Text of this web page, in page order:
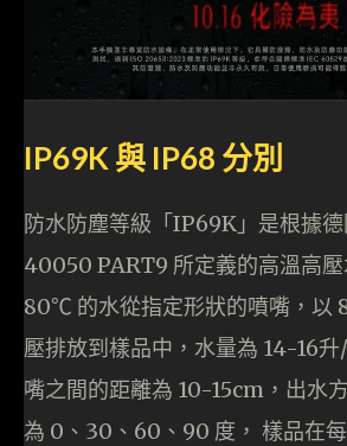
IP69K 與 IP68 分別
防水防塵等級「IP69K」是根據
40050 PART9 所定義的高溫高
80℃ 的水從指定形狀的噴嘴，以
壓排放到樣品中，水量為 14-16
嘴之間的距離為 10-15cm，出水
為 0、30、60、90 度， 樣品在